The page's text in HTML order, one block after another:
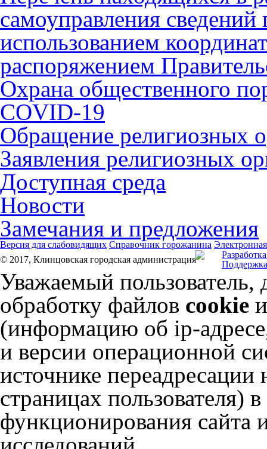
самоуправления
использованием
распоряжением
Охрана общественного
COVID-19
Обращение религиозных
Заявления религиозных
Доступная среда
Новости
Замечания и предложения
Версия для слабовидящих Справочник горожанина
© 2017, Клинцовская городская администрация
Уважаемый пользователь,
обработку файлов cookie
(информацию об ip-адресе
и версии операционной
источнике
страницах пользователя)
функционирования сайта